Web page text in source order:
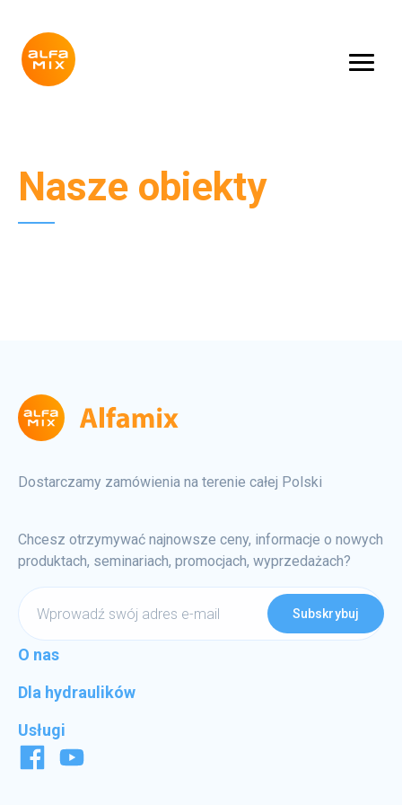
Nasze obiekty
Dostarczamy zamówienia na terenie całej Polski
Chcesz otrzymywać najnowsze ceny, informacje o nowych
produktach, seminariach, promocjach, wyprzedażach?
Wprowadź
swój
adres
e-
O nas
Dla hydraulików
Usługi